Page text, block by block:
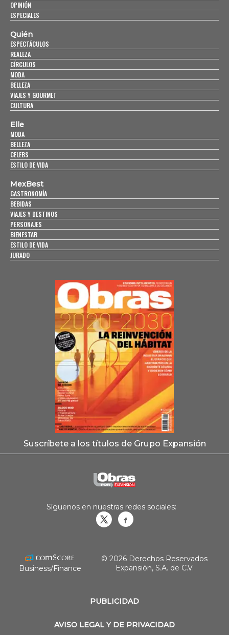
OPINIÓN
ESPECIALES
Quién
ESPECTÁCULOS
REALEZA
CÍRCULOS
MODA
BELLEZA
VIAJES Y GOURMET
CULTURA
Elle
MODA
BELLEZA
CELEBS
ESTILO DE VIDA
MexBest
GASTRONOMÍA
BEBIDAS
VIAJES Y DESTINOS
PERSONAJES
BIENESTAR
ESTILO DE VIDA
JURADO
Suscríbete a los títulos de Grupo Expansión
PUBLICIDAD
AVISO LEGAL Y DE PRIVACIDAD
Síguenos en nuestras redes sociales:
Business/Finance
© 2026 Derechos Reservados
Expansión, S.A. de C.V.